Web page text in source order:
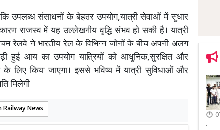
उपलब्ध संसाधनों के बेहतर उपयोग,यात्री सेवाओं में सुधार
राजस्व में यह उल्लेखनीय वृद्धि संभव हो सकी है। यात्री
रेलवे ने भारतीय रेल के विभिन्न जोनों के बीच अपनी अलग
हुई आय का उपयोग यात्रियों को आधुनिक,सुरक्षित और
लिए किया जाएगा। इससे भविष्य में यात्री सुविधाओं और
मिलेगी
News